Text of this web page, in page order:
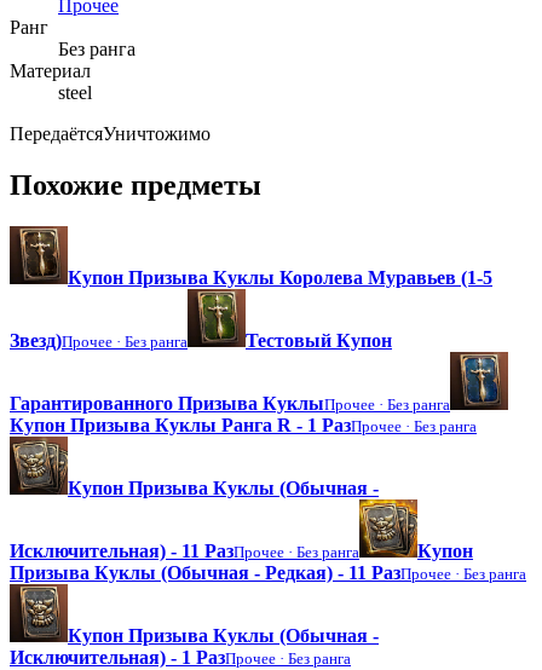
Прочее
Ранг
Без ранга
Материал
steel
ПередаётсяУничтожимо
Похожие предметы
Купон Призыва Куклы Королева Муравьев (1-5
Звезд)Прочее · Без ранга Тестовый Купон
Гарантированного Призыва КуклыПрочее · Без ранга
Купон Призыва Куклы Ранга R - 1 РазПрочее · Без ранга
Купон Призыва Куклы (Обычная -
Исключительная) - 11 РазПрочее · Без ранга
Купон
Призыва Куклы (Обычная - Редкая) - 11 РазПрочее · Без ранга
Купон Призыва Куклы (Обычная -
Исключительная) - 1 РазПрочее · Без ранга